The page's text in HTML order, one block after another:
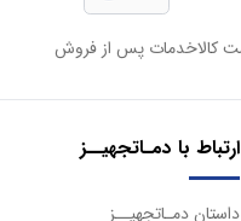
خدمات پس از فروش
ارتباط با دمـاتجهیــز
داستان دمـاتجهیــز